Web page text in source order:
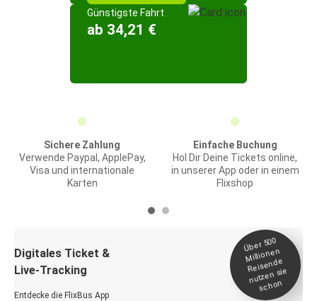
Günstigste Fahrt
ab 34,21 €
Sichere Zahlung
Verwende Paypal, ApplePay,
Visa und internationale
Karten
Einfache Buchung
Hol Dir Deine Tickets online,
in unserer App oder in einem
Flixshop
Digitales Ticket &
Live-Tracking
Entdecke die FlixBus App
Über 500
Millionen
Reisende
nutzen sie
schon